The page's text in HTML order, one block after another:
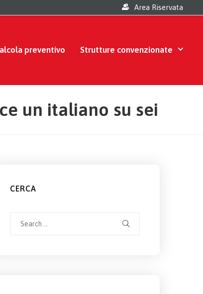
Area Riservata
preventivo Strutture convenzionate
un italiano su sei
CERCA